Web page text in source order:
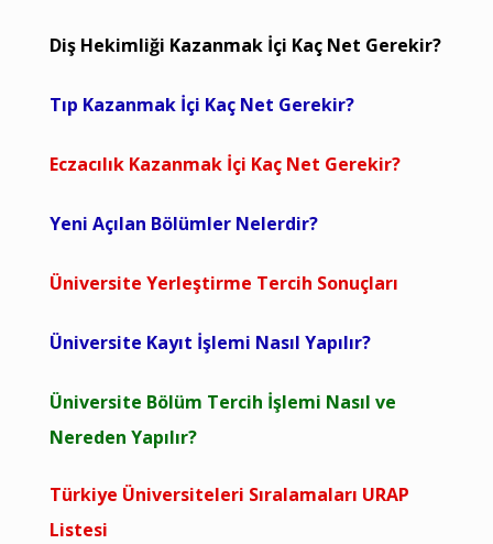
Diş Hekimliği Kazanmak İçi Kaç Net Gerekir?
Tıp Kazanmak İçi Kaç Net Gerekir?
Eczacılık Kazanmak İçi Kaç Net Gerekir?
Yeni Açılan Bölümler Nelerdir?
Üniversite Yerleştirme Tercih Sonuçları
Üniversite Kayıt İşlemi Nasıl Yapılır?
Üniversite Bölüm Tercih İşlemi Nasıl ve
Nereden Yapılır?
Türkiye Üniversiteleri Sıralamaları URAP
Listesi